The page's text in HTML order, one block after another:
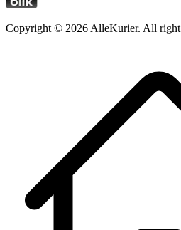
Copyright © 2026 AlleKurier. All right